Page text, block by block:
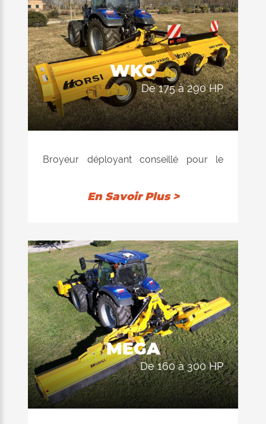
HARDOX®. Les rangées de contre
couteaux installées à l'intérieur
garantissent une excellente qualité de
coupe.
WKO
de 175 à 290 HP
Broyeur déployant conseillé pour le
betteraves, pommes de terre, etc. et
En Savoir Plus >
MEGA
de 160 à 300 HP